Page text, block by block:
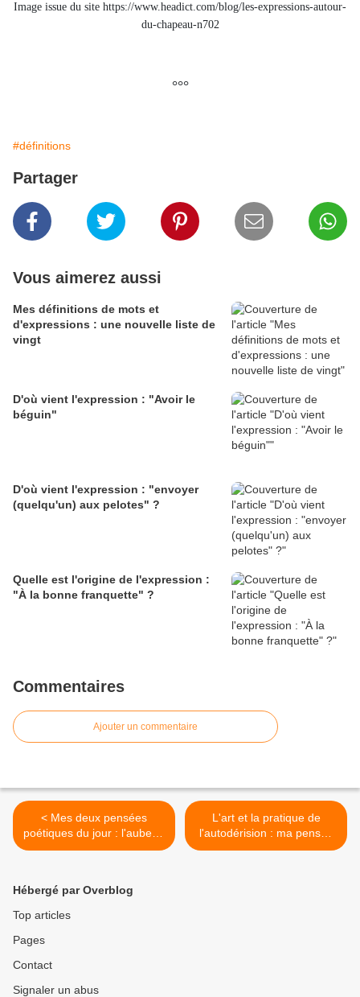
Image issue du site https://www.headict.com/blog/les-expressions-autour-
du-chapeau-n702
°°°
#définitions
Partager
Vous aimerez aussi
Mes définitions de mots et
d'expressions : une nouvelle liste de
vingt
D'où vient l'expression : "Avoir le
béguin"
D'où vient l'expression : "envoyer
(quelqu'un) aux pelotes" ?
Quelle est l'origine de l'expression :
"À la bonne franquette" ?
Commentaires
Ajouter un commentaire
< Mes deux pensées
poétiques du jour : l'aube et
le crépuscule
L'art et la pratique de
l'autodérision : ma pensée
poétique du jour (première
Hébergé par Overblog
Top articles
Pages
Contact
Signaler un abus